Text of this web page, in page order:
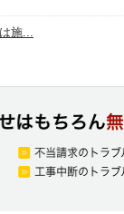
施...